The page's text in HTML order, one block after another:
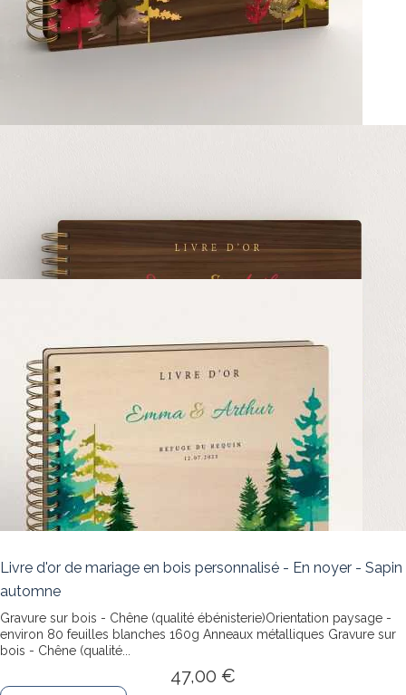
Livre d'or de mariage en bois personnalisé - En noyer - Sapin
automne
Gravure sur bois - Chêne (qualité ébénisterie)Orientation paysage -
environ 80 feuilles blanches 160g Anneaux métalliques Gravure sur
bois - Chêne (qualité...
47,00 €